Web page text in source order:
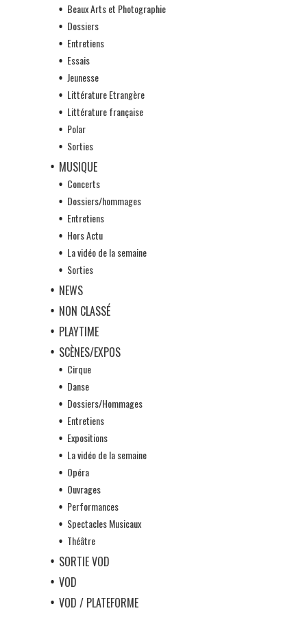
Beaux Arts et Photographie
Dossiers
Entretiens
Essais
Jeunesse
Littérature Etrangère
Littérature française
Polar
Sorties
MUSIQUE
Concerts
Dossiers/hommages
Entretiens
Hors Actu
La vidéo de la semaine
Sorties
NEWS
NON CLASSÉ
PLAYTIME
SCÈNES/EXPOS
Cirque
Danse
Dossiers/Hommages
Entretiens
Expositions
La vidéo de la semaine
Opéra
Ouvrages
Performances
Spectacles Musicaux
Théâtre
SORTIE VOD
VOD
VOD / PLATEFORME